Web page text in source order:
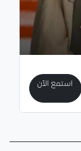
استمع الآن